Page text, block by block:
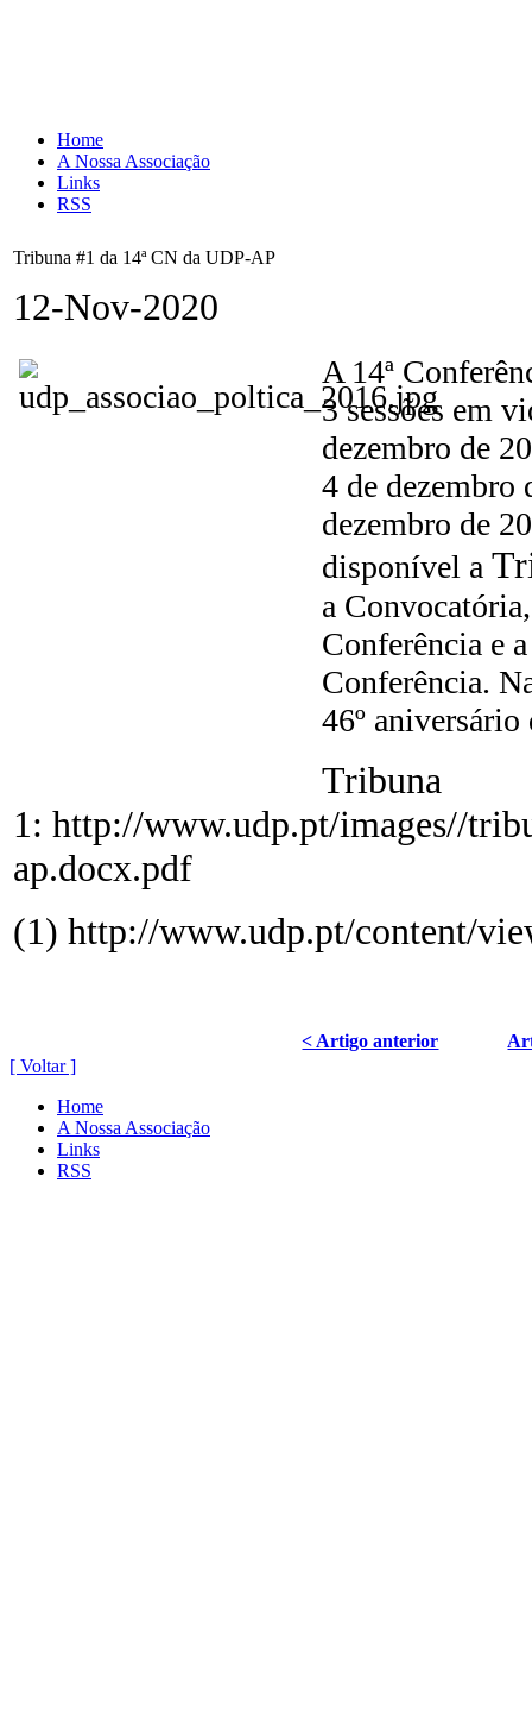
Home
A Nossa Associação
Links
RSS
Tribuna #1 da 14ª CN da UDP-AP
12-Nov-2020
A 14ª
3 sessões em
dezembro de
4 de dezembro
dezembro de
disponível a
a Convocatória
Conferência e
Conferência.
46º aniversário
Tribuna
1: http://www.udp.pt/images//
ap.docx.pdf
(1) http://www.udp.pt/content/
< Artigo anterior
[ Voltar ]
Home
A Nossa Associação
Links
RSS